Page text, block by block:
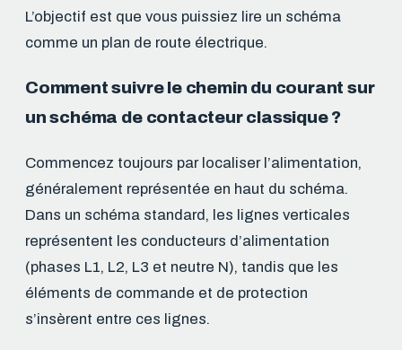
L’objectif est que vous puissiez lire un schéma
comme un plan de route électrique.
Comment suivre le chemin du courant sur
un schéma de contacteur classique ?
Commencez toujours par localiser l’alimentation,
généralement représentée en haut du schéma.
Dans un schéma standard, les lignes verticales
représentent les conducteurs d’alimentation
(phases L1, L2, L3 et neutre N), tandis que les
éléments de commande et de protection
s’insèrent entre ces lignes.